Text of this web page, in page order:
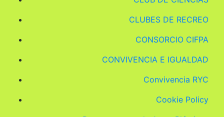
CLUBES DE RECREO
CONSORCIO CIFPA
CONVIVENCIA E IGUALDAD
Convivencia RYC
Cookie Policy